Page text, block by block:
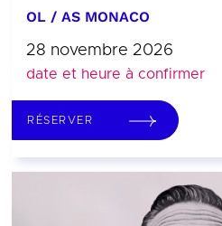
OL / AS MONACO
28 novembre 2026
date et heure à confirmer
RÉSERVER